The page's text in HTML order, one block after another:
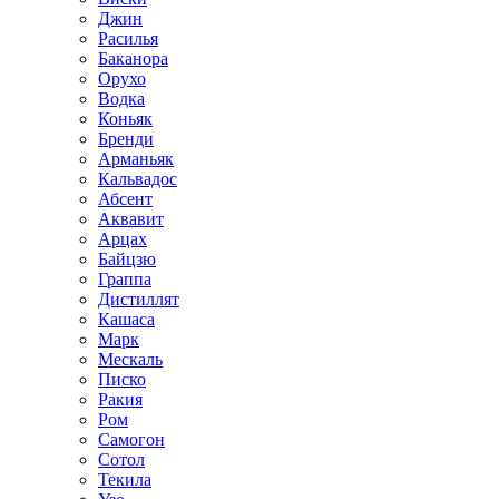
Джин
Расилья
Баканора
Орухо
Водка
Коньяк
Бренди
Арманьяк
Кальвадос
Абсент
Аквавит
Арцах
Байцзю
Граппа
Дистиллят
Кашаса
Марк
Мескаль
Писко
Ракия
Ром
Самогон
Сотол
Текила